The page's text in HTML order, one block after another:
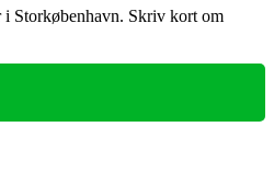
i Storkøbenhavn. Skriv kort om